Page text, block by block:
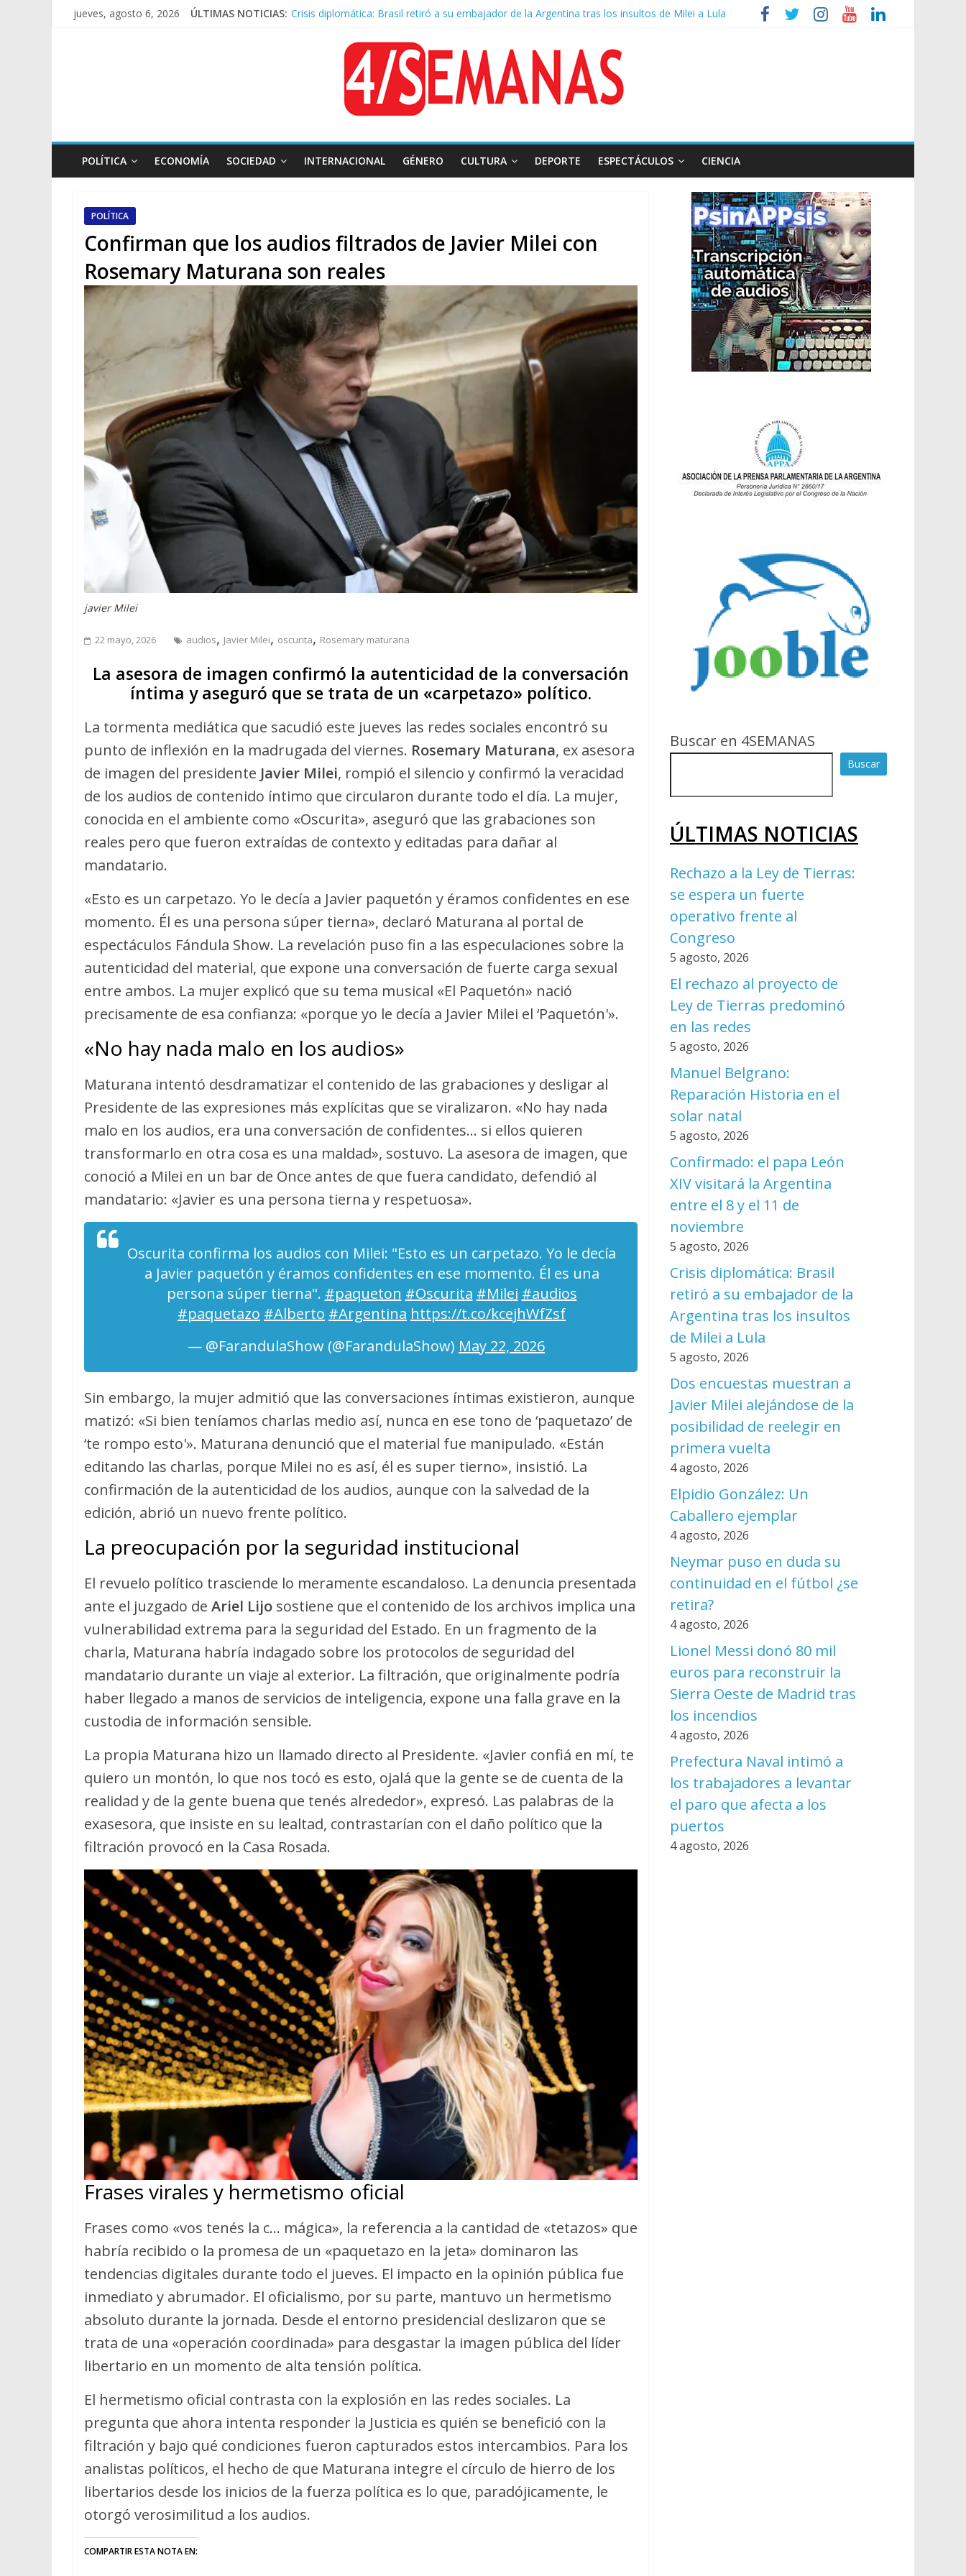
jueves, agosto 6, 2026 ÚLTIMAS NOTICIAS: Crisis diplomática: Brasil retiró a su embajador de la Argentina tras los insultos de Milei a Lula
El rechazo al proyecto de Ley de Tierras predominó en las redes
Manuel Belgrano: Reparación Historia en el solar natal
Confirmado: el papa León XIV visitará la Argentina entre el 8 y el 11 de noviembre
POLÍTICA ECONOMÍA SOCIEDAD INTERNACIONAL GÉNERO CULTURA DEPORTE ESPECTÁCULOS CIENCIA
POLÍTICA
Confirman que los audios filtrados de Javier Milei con
Rosemary Maturana son reales
javier Milei
22 mayo, 2026 audios, Javier Milei, oscurita, Rosemary maturana
La asesora de imagen confirmó la autenticidad de la conversación
íntima y aseguró que se trata de un «carpetazo» político.
La tormenta mediática que sacudió este jueves las redes sociales encontró su
punto de inflexión en la madrugada del viernes. Rosemary Maturana, ex asesora
de imagen del presidente Javier Milei, rompió el silencio y confirmó la veracidad
de los audios de contenido íntimo que circularon durante todo el día. La mujer,
conocida en el ambiente como «Oscurita», aseguró que las grabaciones son
reales pero que fueron extraídas de contexto y editadas para dañar al
mandatario.
«Esto es un carpetazo. Yo le decía a Javier paquetón y éramos confidentes en ese
momento. Él es una persona súper tierna», declaró Maturana al portal de
espectáculos Fándula Show. La revelación puso fin a las especulaciones sobre la
autenticidad del material, que expone una conversación de fuerte carga sexual
entre ambos. La mujer explicó que su tema musical «El Paquetón» nació
precisamente de esa confianza: «porque yo le decía a Javier Milei el ‘Paquetón'».
«No hay nada malo en los audios»
Maturana intentó desdramatizar el contenido de las grabaciones y desligar al
Presidente de las expresiones más explícitas que se viralizaron. «No hay nada
malo en los audios, era una conversación de confidentes… si ellos quieren
transformarlo en otra cosa es una maldad», sostuvo. La asesora de imagen, que
conoció a Milei en un bar de Once antes de que fuera candidato, defendió al
mandatario: «Javier es una persona tierna y respetuosa».
Oscurita confirma los audios con Milei: "Esto es un carpetazo. Yo le decía
a Javier paquetón y éramos confidentes en ese momento. Él es una
persona súper tierna". #paqueton #Oscurita #Milei #audios
#paquetazo #Alberto #Argentina https://t.co/kcejhWfZsf
— @FarandulaShow (@FarandulaShow) May 22, 2026
Sin embargo, la mujer admitió que las conversaciones íntimas existieron, aunque
matizó: «Si bien teníamos charlas medio así, nunca en ese tono de ‘paquetazo’ de
‘te rompo esto'». Maturana denunció que el material fue manipulado. «Están
editando las charlas, porque Milei no es así, él es super tierno», insistió. La
confirmación de la autenticidad de los audios, aunque con la salvedad de la
edición, abrió un nuevo frente político.
La preocupación por la seguridad institucional
El revuelo político trasciende lo meramente escandaloso. La denuncia presentada
ante el juzgado de Ariel Lijo sostiene que el contenido de los archivos implica una
vulnerabilidad extrema para la seguridad del Estado. En un fragmento de la
charla, Maturana habría indagado sobre los protocolos de seguridad del
mandatario durante un viaje al exterior. La filtración, que originalmente podría
haber llegado a manos de servicios de inteligencia, expone una falla grave en la
custodia de información sensible.
La propia Maturana hizo un llamado directo al Presidente. «Javier confiá en mí, te
quiero un montón, lo que nos tocó es esto, ojalá que la gente se de cuenta de la
realidad y de la gente buena que tenés alrededor», expresó. Las palabras de la
exasesora, que insiste en su lealtad, contrastarían con el daño político que la
filtración provocó en la Casa Rosada.
Frases virales y hermetismo oficial
Frases como «vos tenés la c… mágica», la referencia a la cantidad de «tetazos» que
habría recibido o la promesa de un «paquetazo en la jeta» dominaron las
tendencias digitales durante todo el jueves. El impacto en la opinión pública fue
inmediato y abrumador. El oficialismo, por su parte, mantuvo un hermetismo
absoluto durante la jornada. Desde el entorno presidencial deslizaron que se
trata de una «operación coordinada» para desgastar la imagen pública del líder
libertario en un momento de alta tensión política.
El hermetismo oficial contrasta con la explosión en las redes sociales. La
pregunta que ahora intenta responder la Justicia es quién se benefició con la
filtración y bajo qué condiciones fueron capturados estos intercambios. Para los
analistas políticos, el hecho de que Maturana integre el círculo de hierro de los
libertarios desde los inicios de la fuerza política es lo que, paradójicamente, le
otorgó verosimilitud a los audios.
COMPARTIR ESTA NOTA EN:
Buscar en 4SEMANAS
Buscar
ÚLTIMAS NOTICIAS
Rechazo a la Ley de Tierras:
se espera un fuerte
operativo frente al
Congreso
5 agosto, 2026
El rechazo al proyecto de
Ley de Tierras predominó
en las redes
5 agosto, 2026
Manuel Belgrano:
Reparación Historia en el
solar natal
5 agosto, 2026
Confirmado: el papa León
XIV visitará la Argentina
entre el 8 y el 11 de
noviembre
5 agosto, 2026
Crisis diplomática: Brasil
retiró a su embajador de la
Argentina tras los insultos
de Milei a Lula
5 agosto, 2026
Dos encuestas muestran a
Javier Milei alejándose de la
posibilidad de reelegir en
primera vuelta
4 agosto, 2026
Elpidio González: Un
Caballero ejemplar
4 agosto, 2026
Neymar puso en duda su
continuidad en el fútbol ¿se
retira?
4 agosto, 2026
Lionel Messi donó 80 mil
euros para reconstruir la
Sierra Oeste de Madrid tras
los incendios
4 agosto, 2026
Prefectura Naval intimó a
los trabajadores a levantar
el paro que afecta a los
puertos
4 agosto, 2026